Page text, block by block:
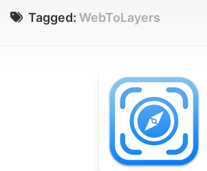
Tagged: WebToLayers